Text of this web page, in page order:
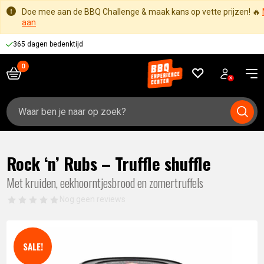
Doe mee aan de BBQ Challenge & maak kans op vette prijzen! 🔥
aan
365 dagen bedenktijd
Zoeken
naar:
Rock ‘n’ Rubs – Truffle shuffle
Met kruiden, eekhoorntjesbrood en zomertruffels
SALE!